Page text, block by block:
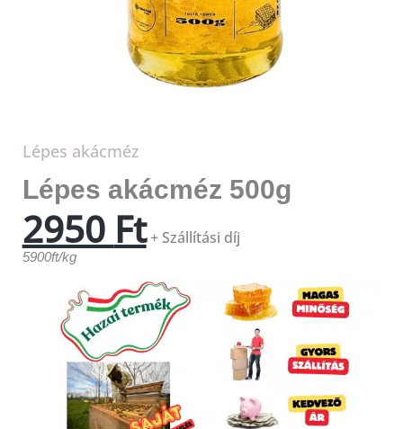
Lépes akácméz
Lépes akácméz 500g
2950 Ft+ Szállítási díj
5900ft/kg